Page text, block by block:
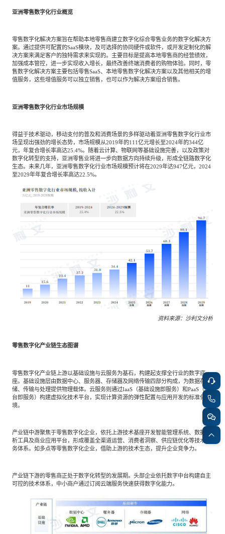
亚洲零售数字化行业概览
零售数字化解决方案旨在帮助本地零售商建立数字化综合零售业务的数字化解决方
案。通过提供可配置的SaaS模块，及可选择的协同硬件或软件，或开发定制化的解
决方案来满足客户的独特需求来实现的。主要目标是提高本地零售商的经营绩效，
加强成本管控，进一步实现收入增长，最终改善终端消费者的购物体验。同时，零
售数字化解决方案主要包括零售SaaS、本地零售数字化解决方案以及其他相关的增
值服务，这些增值服务可以独立销售，也可以作为解决方案组合销售。
亚洲零售数字化行业市场规模
得益于技术驱动，移动支付的普及和消费场景的多样驱动着亚洲零售数字化行业市
场呈现出强劲的增长态势，市场规模从2019年的111亿元增长至2024年的344亿
元，年复合增长率高达25.4%。随着云计算、物联网等基础设施完善，以及政策对
数字化转型的支持，亚洲零售业将进一步向数据方向持续升级，形成全链路数字化
生态。未来几年，亚洲零售数字化行业市场规模预计将在2029年达947亿元，2024
至2029年年复合增长率高达22.5%。
资料来源：沙利文分析
零售数字化产业链生态图谱
零售数字化产业链上游以基础设施与云服务为基石，构建起支撑全行业的数字底
座。基础设施层由数据中心、服务器、存储器及网络传输四部分构成，为数据存
储、传输与处理提供物理载体。云服务则通过IaaS（基础设施即服务）和PaaS（平
台即服务）构建虚拟化技术平台，实现计算资源的弹性配置与应用开发的标准化环
境。
产业链中游聚焦于零售数字化企业，依托上游技术基座开发智能管理系统、数据分
析工具及商业应用平台，形成覆盖全渠道运营、消费者洞察、供应链优化等技术服
务体系。如多点等零售数字化企业，借助上游的技术生态，提升企业竞争力。
产业链下游的零售商正处于数字化转型的发展期。头部企业依托数字中台构建自主
可控的技术体系，中小商户通过订阅云端服务快速获得数字化能力。